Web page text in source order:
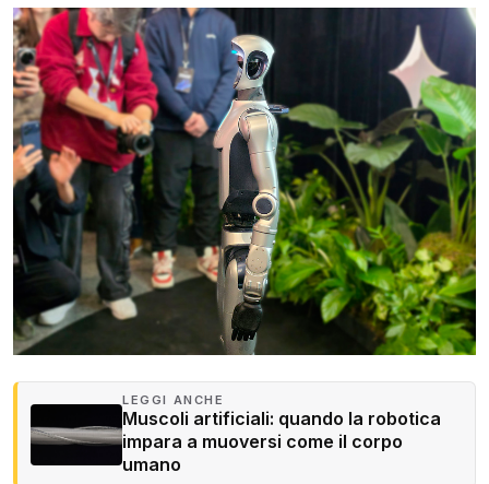
LEGGI ANCHE
Muscoli artificiali: quando la robotica
impara a muoversi come il corpo
umano